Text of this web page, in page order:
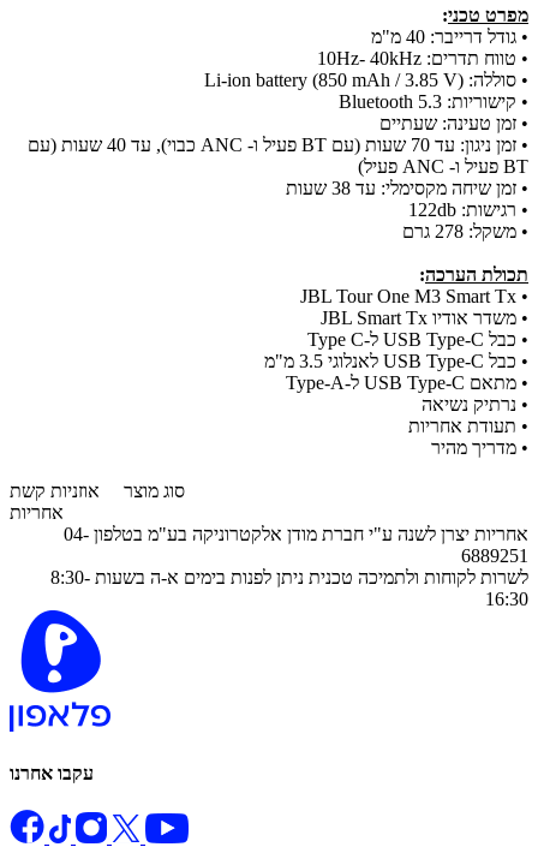
מפרט טכני:
• גודל דרייבר: 40 מ"מ
• טווח תדרים: 10Hz- 40kHz
• סוללה: Li-ion battery (850 mAh / 3.85 V)
• קישוריות: Bluetooth 5.3
• זמן טעינה: שעתיים
• זמן ניגון: עד 70 שעות (עם BT פעיל ו- ANC כבוי), עד 40 שעות (עם
BT פעיל ו- ANC פעיל)
• זמן שיחה מקסימלי: עד 38 שעות
• רגישות: 122db
• משקל: 278 גרם
תכולת הערכה:
• JBL Tour One M3 Smart Tx
• משדר אודיו JBL Smart Tx
• כבל USB Type-C ל-Type C
• כבל USB Type-C לאנלוגי 3.5 מ"מ
• מתאם USB Type-C ל-Type-A
• נרתיק נשיאה
• תעודת אחריות
• מדריך מהיר
סוג מוצר אוזניות קשת
אחריות
אחריות יצרן לשנה ע"י חברת מודן אלקטרוניקה בע"מ בטלפון 04-
6889251
לשרות לקוחות ולתמיכה טכנית ניתן לפנות בימים א-ה בשעות 8:30-
16:30
עקבו אחרנו